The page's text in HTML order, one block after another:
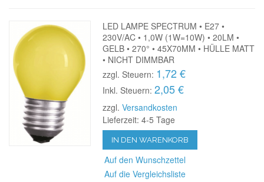
LED LAMPE SPECTRUM • E27 •
230V/AC • 1,0W (1W=10W) • 20LM •
GELB • 270° • 45X70MM • HÜLLE MATT
• NICHT DIMMBAR
zzgl. Steuern: 1,72 €
Inkl. Steuern: 2,05 €
zzgl.Versandkosten
Lieferzeit: 4-5 Tage
IN DEN WARENKORB
Auf den Wunschzettel
Auf die Vergleichsliste